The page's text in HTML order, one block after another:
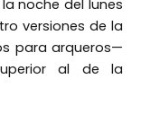
noche del lunes
versiones de la
para arqueros—
al de la